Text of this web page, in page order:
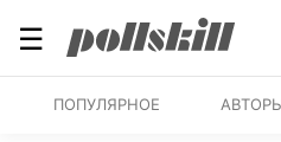
☰
ПОПУЛЯРНОЕ